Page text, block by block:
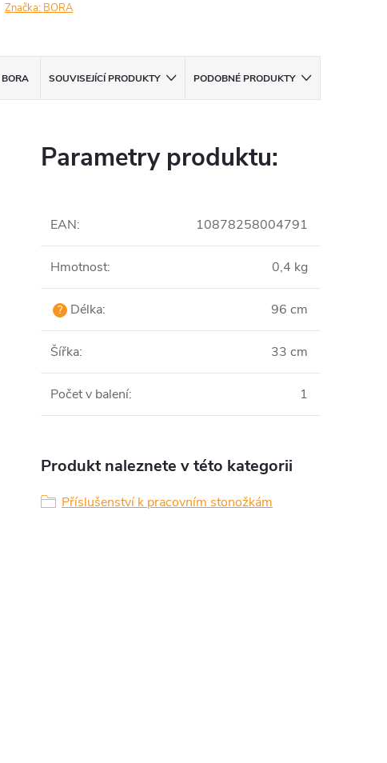
Značka: BORA
BORA SOUVISEJÍCÍ PRODUKTY PODOBNÉ PRODUKTY
Parametry produktu:
EAN: 10878258004791
Hmotnost: 0,4 kg
? Délka: 96 cm
Šířka: 33 cm
Počet v balení: 1
Produkt naleznete v této kategorii
Příslušenství k pracovním stonožkám